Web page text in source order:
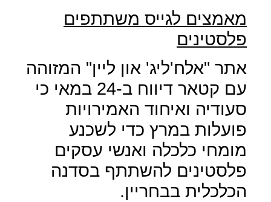
מאמצים לגייס משתתפים
פלסטינים
אתר "אלח'ליג' און ליין" המזוהה
עם קטאר דיווח ב-24 במאי כי
סעודיה ואיחוד האמירויות
פועלות במרץ כדי לשכנע
מומחי כלכלה ואנשי עסקים
פלסטינים להשתתף בסדנה
הכלכלית בבחריין.